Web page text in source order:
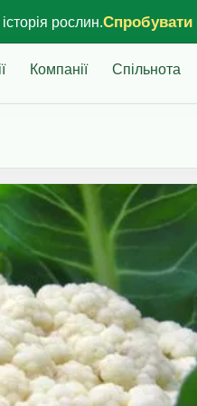
рослин.
Компанії Спільнота